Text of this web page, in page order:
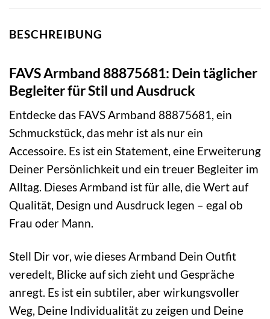
BESCHREIBUNG
FAVS Armband 88875681: Dein täglicher
Begleiter für Stil und Ausdruck
Entdecke das FAVS Armband 88875681, ein
Schmuckstück, das mehr ist als nur ein
Accessoire. Es ist ein Statement, eine Erweiterung
Deiner Persönlichkeit und ein treuer Begleiter im
Alltag. Dieses Armband ist für alle, die Wert auf
Qualität, Design und Ausdruck legen – egal ob
Frau oder Mann.
Stell Dir vor, wie dieses Armband Dein Outfit
veredelt, Blicke auf sich zieht und Gespräche
anregt. Es ist ein subtiler, aber wirkungsvoller
Weg, Deine Individualität zu zeigen und Deine